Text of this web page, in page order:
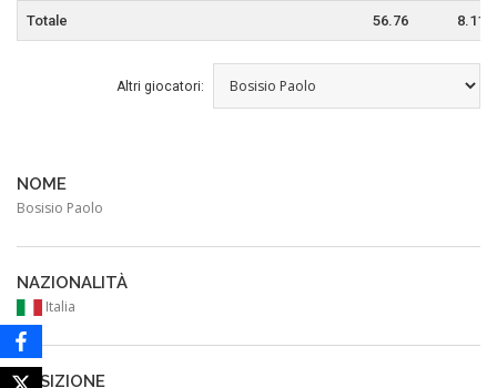
Totale 56.76 8.11
Altri giocatori:
NOME
Bosisio Paolo
NAZIONALITÀ
Italia
POSIZIONE